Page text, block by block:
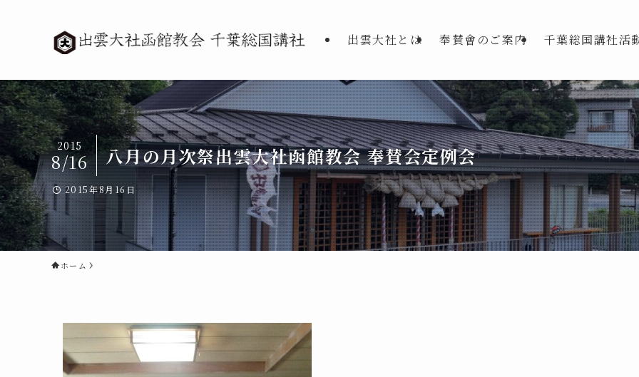
出雲大社とは 奉賛會のご案内 千葉総国講社活
八月の月次祭出雲大社函館教会 奉賛会定例会
2015
8/16
2015年8月16日
ホーム